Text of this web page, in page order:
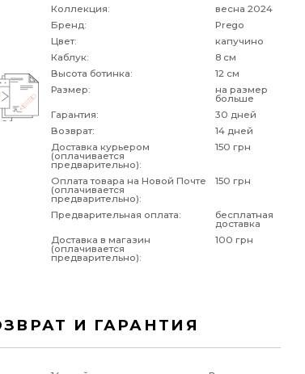
Коллекция:
весна 2024
Бренд:
Prego
Цвет:
капучино
Каблук:
8 см
Высота ботинка:
12 см
Размер:
на размер
больше
Гарантия:
30 дней
Возврат:
14 дней
Доставка курьером
(оплачивается
предварительно):
150 грн
Оплата товара на Новой Почте
(оплачивается
предварительно):
150 грн
Предварительная оплата: бесплатная
доставка
Доставка в магазин
(оплачивается
предварительно):
100 грн
И ГАРАНТИЯ